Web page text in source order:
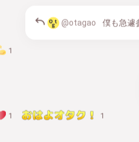
@otagao 僕も急遽
1
1 1